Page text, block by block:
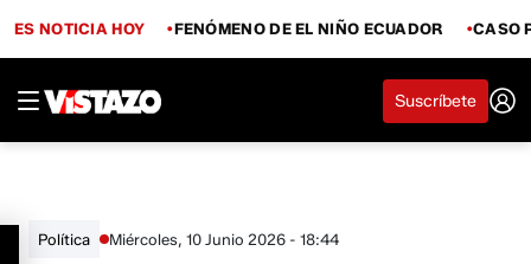
ES NOTICIA HOY FENÓMENO DE EL NIÑO ECUADOR CASO
Suscríbete
Política Miércoles, 10 Junio 2026 - 18:44